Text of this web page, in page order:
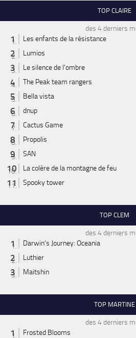
TOP CLAIRE
des 4 derniers
Les enfants de la résistance
Lumios
Le silence de l'ombre
The Peak team rangers
Bella vista
dnup
Cactus Game
Propolis
SAN
La colère de la montagne de feu
Spooky tower
TOP CLEM
des 4 derniers
Darwin's Journey: Oceania
Luthier
Maitshin
TOP MARTINE
des 4 derniers
Frosted Blooms